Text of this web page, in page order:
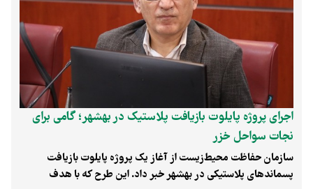
اجرای پروژه پایلوت بازیافت پلاستیک در بهشهر؛ گامی برای
نجات سواحل خزر
سازمان حفاظت محیط‌زیست از آغاز یک پروژه پایلوت بازیافت
پسماندهای پلاستیکی در بهشهر خبر داد. این طرح که با هدف